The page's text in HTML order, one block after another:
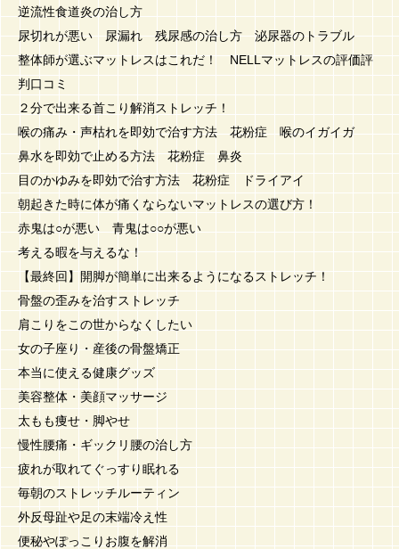
逆流性食道炎の治し方
尿切れが悪い 尿漏れ 残尿感の治し方 泌尿器のトラブル
整体師が選ぶマットレスはこれだ！ NELLマットレスの評価評
判口コミ
２分で出来る首こり解消ストレッチ！
喉の痛み・声枯れを即効で治す方法 花粉症 喉のイガイガ
鼻水を即効で止める方法 花粉症 鼻炎
目のかゆみを即効で治す方法 花粉症 ドライアイ
朝起きた時に体が痛くならないマットレスの選び方！
赤鬼は○が悪い 青鬼は○○が悪い
考える暇を与えるな！
【最終回】開脚が簡単に出来るようになるストレッチ！
骨盤の歪みを治すストレッチ
肩こりをこの世からなくしたい
女の子座り・産後の骨盤矯正
本当に使える健康グッズ
美容整体・美顔マッサージ
太もも痩せ・脚やせ
慢性腰痛・ギックリ腰の治し方
疲れが取れてぐっすり眠れる
毎朝のストレッチルーティン
外反母趾や足の末端冷え性
便秘やぽっこりお腹を解消